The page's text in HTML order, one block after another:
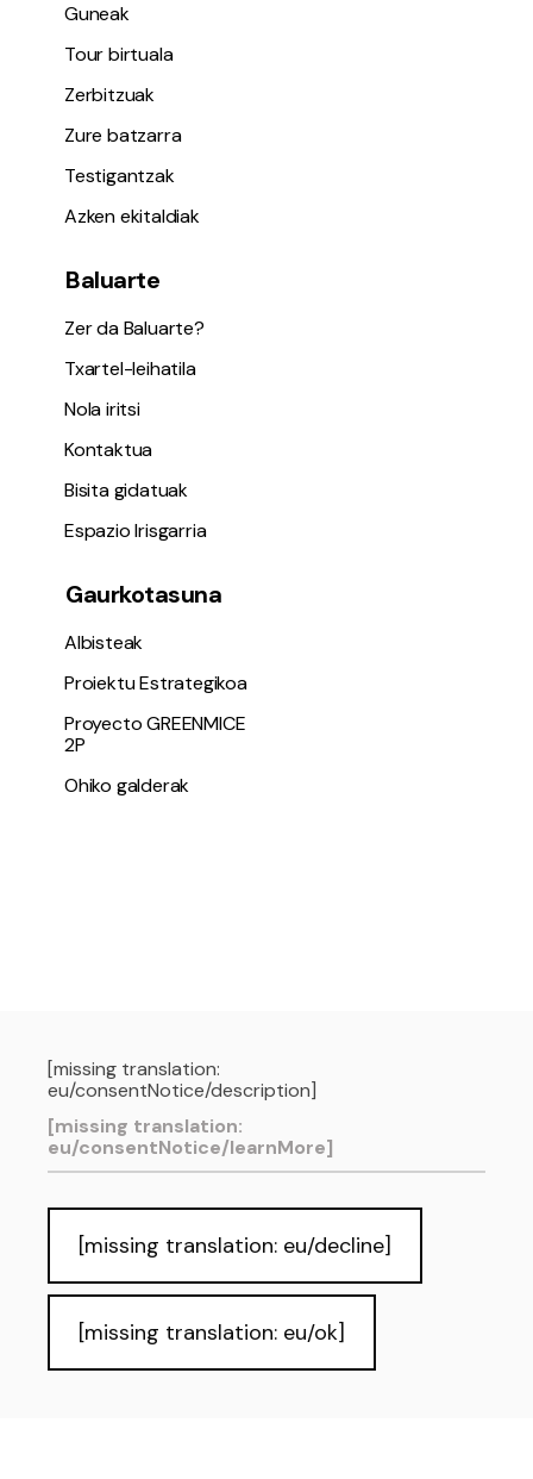
Guneak
Tour birtuala
Zerbitzuak
Zure batzarra
Testigantzak
Azken ekitaldiak
Baluarte
Zer da Baluarte?
Txartel-leihatila
Nola iritsi
Kontaktua
Bisita gidatuak
Espazio Irisgarria
Gaurkotasuna
Albisteak
Proiektu Estrategikoa
Proyecto GREENMICE
2P
Ohiko galderak
Pribatutasun-politika eta Lege-oharra
Cookies
[missing translation:
eu/consentNotice/description]
[missing translation:
eu/consentNotice/learnMore]
[missing translation: eu/decline]
[missing translation: eu/ok]